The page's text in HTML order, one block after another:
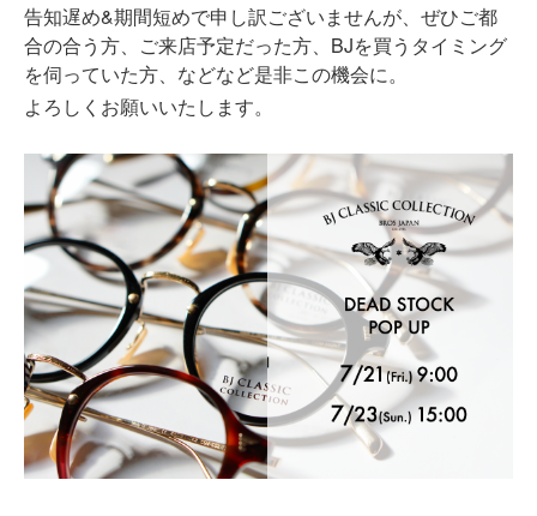
告知遅め&期間短めで申し訳ございませんが、ぜひご都
合の合う方、ご来店予定だった方、BJを買うタイミング
を伺っていた方、などなど是非この機会に。
よろしくお願いいたします。